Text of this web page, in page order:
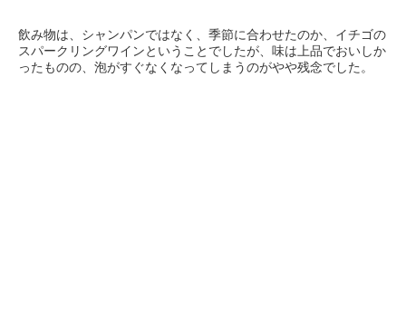
飲み物は、シャンパンではなく、季節に合わせたのか、イチゴの
スパークリングワインということでしたが、味は上品でおいしか
ったものの、泡がすぐなくなってしまうのがやや残念でした。